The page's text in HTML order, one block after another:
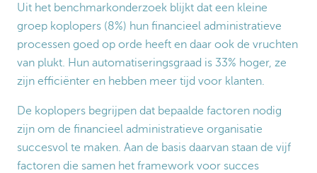
Uit het benchmarkonderzoek blijkt dat een kleine
groep koplopers (8%) hun financieel administratieve
processen goed op orde heeft en daar ook de vruchten
van plukt. Hun automatiseringsgraad is 33% hoger, ze
zijn efficiënter en hebben meer tijd voor klanten.
De koplopers begrijpen dat bepaalde factoren nodig
zijn om de financieel administratieve organisatie
succesvol te maken. Aan de basis daarvan staan de vijf
factoren die samen het framework voor succes